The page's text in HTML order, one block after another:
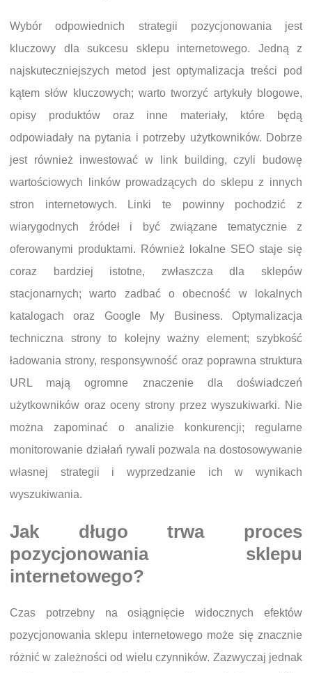
Wybór odpowiednich strategii pozycjonowania jest
kluczowy dla sukcesu sklepu internetowego. Jedną z
najskuteczniejszych metod jest optymalizacja treści pod
kątem słów kluczowych; warto tworzyć artykuły blogowe,
opisy produktów oraz inne materiały, które będą
odpowiadały na pytania i potrzeby użytkowników. Dobrze
jest również inwestować w link building, czyli budowę
wartościowych linków prowadzących do sklepu z innych
stron internetowych. Linki te powinny pochodzić z
wiarygodnych źródeł i być związane tematycznie z
oferowanymi produktami. Również lokalne SEO staje się
coraz bardziej istotne, zwłaszcza dla sklepów
stacjonarnych; warto zadbać o obecność w lokalnych
katalogach oraz Google My Business. Optymalizacja
techniczna strony to kolejny ważny element; szybkość
ładowania strony, responsywność oraz poprawna struktura
URL mają ogromne znaczenie dla doświadczeń
użytkowników oraz oceny strony przez wyszukiwarki. Nie
można zapominać o analizie konkurencji; regularne
monitorowanie działań rywali pozwala na dostosowywanie
własnej strategii i wyprzedzanie ich w wynikach
wyszukiwania.
Jak długo trwa proces
pozycjonowania sklepu
internetowego?
Czas potrzebny na osiągnięcie widocznych efektów
pozycjonowania sklepu internetowego może się znacznie
różnić w zależności od wielu czynników. Zazwyczaj jednak